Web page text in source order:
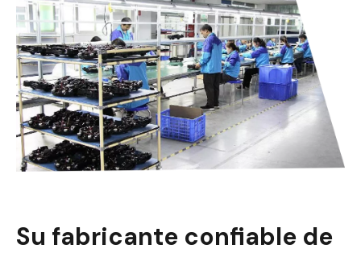
Su fabricante confiable de